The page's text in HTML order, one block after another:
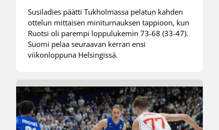
Susiladies päätti Tukholmassa pelatun kahden
ottelun mittaisen miniturnauksen tappioon, kun
Ruotsi oli parempi loppulukemin 73-68 (33-47).
Suomi pelaa seuraavan kerran ensi
viikonloppuna Helsingissä.